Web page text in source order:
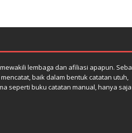
lembaga dan afiliasi apapun.
baik dalam bentuk catatan utuh,
seperti buku catatan manual, hanya saja